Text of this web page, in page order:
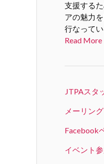
コ
状
い
#
22 1
「
支援する
アの魅力
行なってい
Read More
JTPAスタ
メーリン
Facebook
イベント